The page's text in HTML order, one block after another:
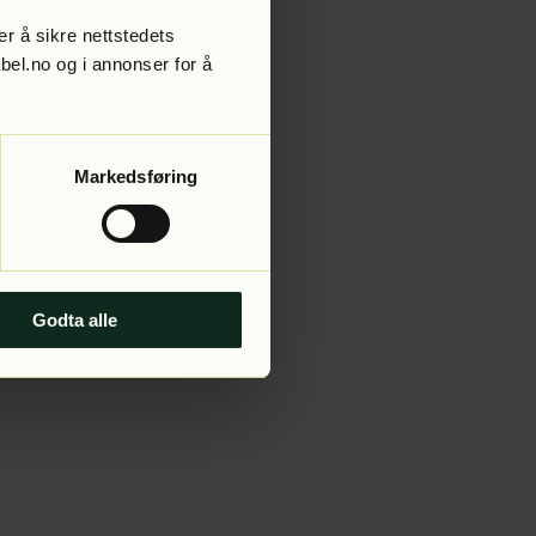
å sikre nettstedets
og i annonser for å
Markedsføring
Godta alle